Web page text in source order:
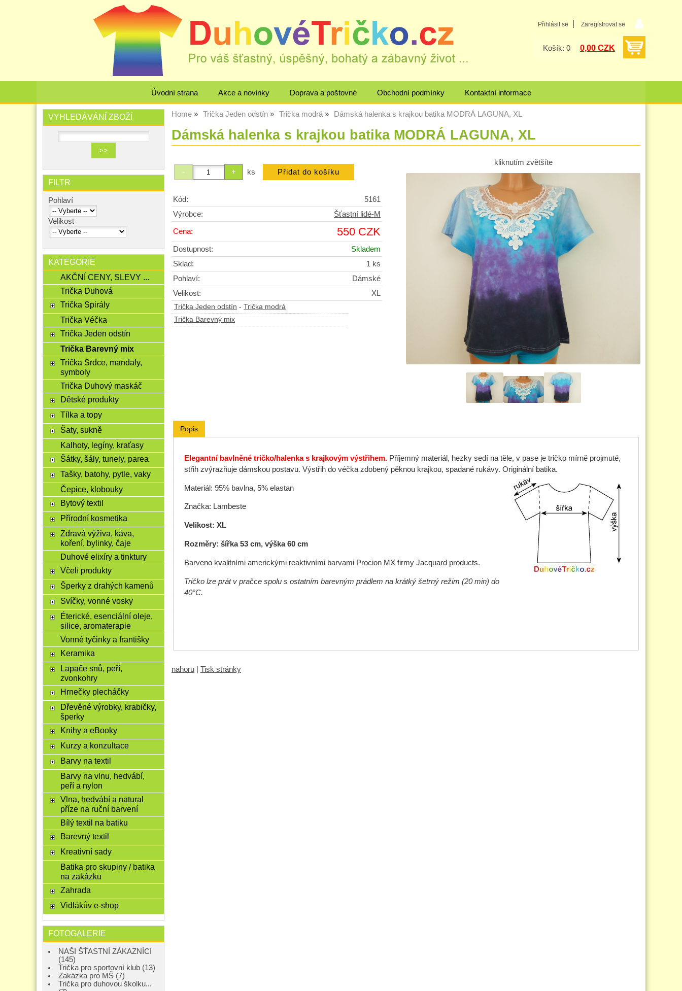
Přihlásit se Zaregistrovat se
Košík: 0 0,00 CZK
Úvodní strana Akce a novinky Doprava a poštovné Obchodní podmínky Kontaktní informace
Home Trička Jeden odstín Trička modrá Dámská halenka s krajkou batika MODRÁ LAGUNA, XL
Dámská halenka s krajkou batika MODRÁ LAGUNA, XL
kliknutím zvětšíte
ks
Kód:
5161
Výrobce:
Šťastní lidé-M
Cena: 550 CZK
Dostupnost:
Skladem
Sklad:
1 ks
Pohlaví:
Dámské
Velikost:
XL
Trička Jeden odstín - Trička modrá
Trička Barevný mix
Popis
Elegantní bavlněné tričko/halenka s krajkovým výstřihem. Příjemný materiál, hezky sedí na těle, v pase je tričko mírně projmuté,
střih zvýrazňuje dámskou postavu. Výstřih do véčka zdobený pěknou krajkou, spadané rukávy. Originální batika.
Materiál: 95% bavlna, 5% elastan
Značka: Lambeste
Velikost: XL
Rozměry: šířka 53 cm, výška 60 cm
Barveno kvalitními americkými reaktivními barvami Procion MX firmy Jacquard products.
Tričko lze prát v pračce spolu s ostatním barevným prádlem na krátký šetrný režim (20 min) do
40°C.
nahoru Tisk stránky
VYHLEDÁVÁNÍ ZBOŽÍ
FILTR
Pohlaví
Velikost
KATEGORIE
AKČNÍ CENY, SLEVY ...
Trička Duhová
Trička Spirály
Trička Véčka
Trička Jeden odstín
Trička Barevný mix
Trička Srdce, mandaly,
symboly
Trička Duhový maskáč
Dětské produkty
Tílka a topy
Šaty, sukně
Kalhoty, legíny, kraťasy
Šátky, šály, tunely, parea
Tašky, batohy, pytle, vaky
Čepice, klobouky
Bytový textil
Přírodní kosmetika
Zdravá výživa, káva,
koření, bylinky, čaje
Duhové elixíry a tinktury
Včelí produkty
Šperky z drahých kamenů
Svíčky, vonné vosky
Éterické, esenciální oleje,
silice, aromaterapie
Vonné tyčinky a františky
Keramika
Lapače snů, peří,
zvonkohry
Hrnečky plecháčky
Dřevěné výrobky, krabičky,
šperky
Knihy a eBooky
Kurzy a konzultace
Barvy na textil
Barvy na vlnu, hedvábí,
peří a nylon
Vlna, hedvábí a natural
příze na ruční barvení
Bílý textil na batiku
Barevný textil
Kreativní sady
Batika pro skupiny / batika
na zakázku
Zahrada
Vidlákův e-shop
FOTOGALERIE
NAŠI ŠŤASTNÍ ZÁKAZNÍCI
(145)
Trička pro sportovní klub (13)
Zakázka pro MŠ (7)
Trička pro duhovou školku...